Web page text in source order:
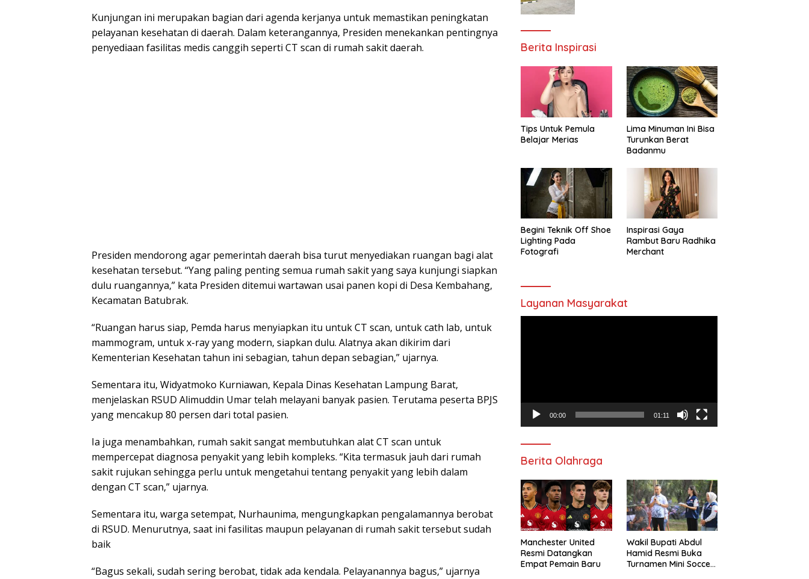
Kunjungan ini merupakan bagian dari agenda kerjanya untuk memastikan peningkatan
pelayanan kesehatan di daerah. Dalam keterangannya, Presiden menekankan pentingnya
penyediaan fasilitas medis canggih seperti CT scan di rumah sakit daerah.
Presiden mendorong agar pemerintah daerah bisa turut menyediakan ruangan bagi alat
kesehatan tersebut. “Yang paling penting semua rumah sakit yang saya kunjungi siapkan
dulu ruangannya,” kata Presiden ditemui wartawan usai panen kopi di Desa Kembahang,
Kecamatan Batubrak.
“Ruangan harus siap, Pemda harus menyiapkan itu untuk CT scan, untuk cath lab, untuk
mammogram, untuk x-ray yang modern, siapkan dulu. Alatnya akan dikirim dari
Kementerian Kesehatan tahun ini sebagian, tahun depan sebagian,” ujarnya.
Sementara itu, Widyatmoko Kurniawan, Kepala Dinas Kesehatan Lampung Barat,
menjelaskan RSUD Alimuddin Umar telah melayani banyak pasien. Terutama peserta BPJS
yang mencakup 80 persen dari total pasien.
Ia juga menambahkan, rumah sakit sangat membutuhkan alat CT scan untuk
mempercepat diagnosa penyakit yang lebih kompleks. “Kita termasuk jauh dari rumah
sakit rujukan sehingga perlu untuk mengetahui tentang penyakit yang lebih dalam
dengan CT scan,” ujarnya.
Sementara itu, warga setempat, Nurhaunima, mengungkapkan pengalamannya berobat
di RSUD. Menurutnya, saat ini fasilitas maupun pelayanan di rumah sakit tersebut sudah
baik
“Bagus sekali, sudah sering berobat, tidak ada kendala. Pelayanannya bagus,” ujarnya
Berita Inspirasi
Tips Untuk Pemula
Belajar Merias
Lima Minuman Ini Bisa
Turunkan Berat
Badanmu
Begini Teknik Off Shoe
Lighting Pada
Fotografi
Inspirasi Gaya
Rambut Baru Radhika
Merchant
Layanan Masyarakat
00:00 01:11
Berita Olahraga
Manchester United
Resmi Datangkan
Empat Pemain Baru
Wakil Bupati Abdul
Hamid Resmi Buka
Turnamen Mini Soccer